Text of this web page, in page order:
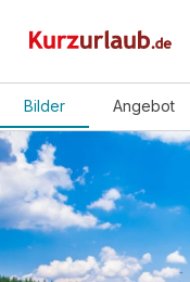
Bilder Angebot